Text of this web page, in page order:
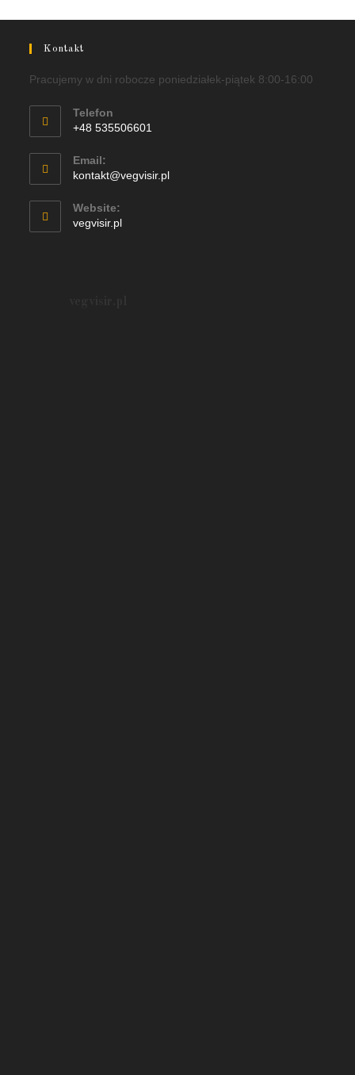
Kontakt
Pracujemy w dni robocze poniedziałek-piątek 8:00-16:00
Telefon
+48 535506601
Email:
kontakt@vegvisir.pl
Website:
vegvisir.pl